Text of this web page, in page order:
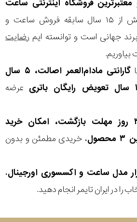
معتبرترین فروشگاه اینترنتی ساعت
با بیش از ۱۵ سال سابقه فروش ساعت و
رضایت
بیاوریم.
گارانتی مادام‌العمر اصالت، ۵ سال
عرضه
ارسال رایگان، ۳۰ روز مهلت بازگشت، امکان خرید
، خریدی مطمئن و بدون
،
را در ایران تایمر انجام دهید.